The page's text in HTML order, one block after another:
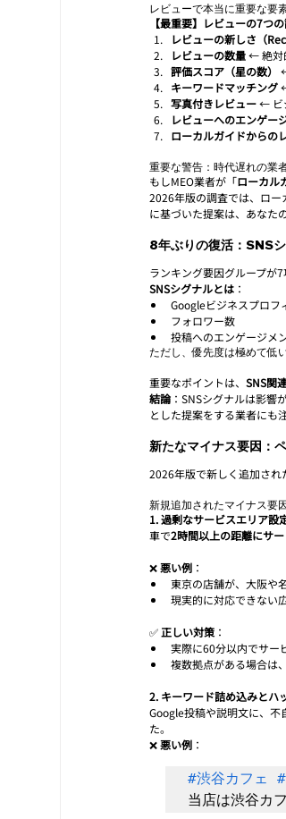
レビューで本当に重要な要
【最重要】レビューの7つ
レビューの新しさ（
レビューの数量 ← 絶対
評価スコア（星の数）
キーワードマッチング
写真付きレビュー ← ビ
レビューへのエンゲー
ローカルガイドからの
重要な警告：時代遅れの業
もしMEO業者が「ローカル
2026年版の調査では、ロ
に基づいた提案は、あなた
8年ぶりの復活：SNS
ランキング要因グループが
SNSシグナルとは ：
Googleビジネスプロフ
フォロワー数
投稿へのエンゲージメ
ただし、優先度は極めて低
重要なポイントは、SNS関
結論 ：SNSシグナルは影
とした提案をする業者にも
新たなマイナス要因：
2026年版で新しく追加され
新規追加されたマイナス要
1. 過剰なサービスエリア設
車で2時間以上の距離にサ
❌ 悪い例 ：
東京の店舗が、大阪や
現実的に対応できない
✅ 正しい対策 ：
実際に60分以内でサー
複数拠点がある場合は
2. キーワード詰め込みとハ
Google投稿や説明文に、
た。
❌ 悪い例 ：
#渋谷カフェ